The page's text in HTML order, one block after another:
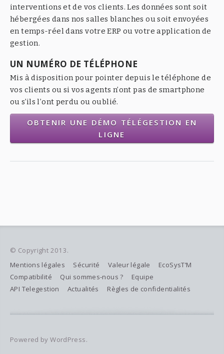
interventions et de vos clients. Les données sont soit
hébergées dans nos salles blanches ou soit envoyées
en temps-réel dans votre ERP ou votre application de
gestion.
UN NUMÉRO DE TÉLÉPHONE
Mis à disposition pour pointer depuis le téléphone de
vos clients ou si vos agents n’ont pas de smartphone
ou s’ils l’ont perdu ou oublié.
OBTENIR UNE DÉMO TÉLÉGESTION EN
LIGNE
© Copyright 2013.
Mentions légales
Sécurité Valeur légale
EcoSysT’M
Compatibilité
Qui sommes-nous ?
Equipe
API Telegestion
Actualités Règles de confidentialités
Powered by WordPress.